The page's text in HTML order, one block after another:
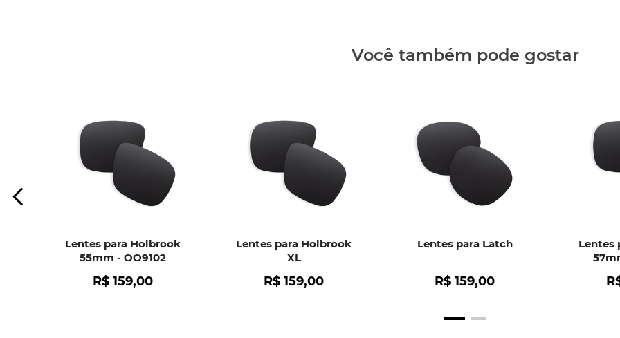
Você também pode gostar
Lentes para Holbrook
55mm - OO9102
R$ 159,00
Lentes para Holbrook
XL
R$ 159,00
Lentes para Latch
R$ 159,00
Lentes